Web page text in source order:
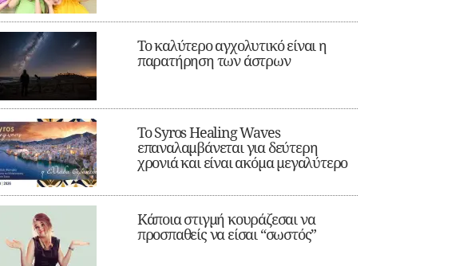
Το καλύτερο αγχολυτικό είναι η
παρατήρηση των άστρων
Το Syros Healing Waves
επαναλαμβάνεται για δεύτερη
χρονιά και είναι ακόμα μεγαλύτερο
Κάποια στιγμή κουράζεσαι να
προσπαθείς να είσαι “σωστός”